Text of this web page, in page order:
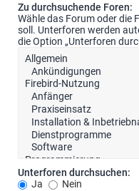
Zu durchsuchende Foren:
Wähle das Forum oder die
soll. Unterforen werden
die Option „Unterforen
Unterforen durchsuchen:
Ja
Nein